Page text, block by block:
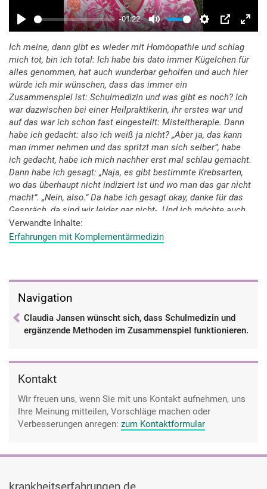
Ich meine, dann gibt es wieder mit Homöopathie und schlag
mich tot, bin ich total: Ich habe bis dato immer Kügelchen für
alles genommen, hat auch wunderbar geholfen und auch hier
würde ich mir wünschen, dass das immer ein
Zusammenspiel ist: Schulmedizin und was gibt es noch? Ich
war dazwischen bei einer Heilpraktikerin, ihr erstes war und
auf das war ich schon fast eingestellt: Misteltherapie. Dann
habe ich gedacht: also ich weiß ja nicht? „Aber ja, das kann
man immer nehmen und das spritzt man sich selber“, habe
ich gedacht, habe ich mich nachher erst mal schlau gemacht.
Dann habe ich gesagt: „Naja, es gibt bestimmte Krebsarten,
wo das überhaupt nicht indiziert ist und wo man das gar nicht
macht“. „Nein, also.“ Da habe ich gesagt okay, danke für das
Gespräch, da sind wir leider gar nicht-. Und ich möchte auch
nicht das Gefühl haben, ich mache was hinter dem Rücken
von meiner Therapieform, sondern ich möchte schon, dass
aus. Also da würde ich mir auch sehr viel mehr den Patienten
an die Hand nehmen. Und ja, ich glaube tatsächlich, dass
mal–
Verwandte Inhalte
Erfahrungen mit Komplementärmedizin
Navigation
Claudia Jansen wünscht sich, dass Schulmedizin und
ergänzende Methoden im Zusammenspiel funktionieren.
Kontakt
Wir freuen uns, wenn Sie mit uns Kontakt aufnehmen, uns
Ihre Meinung mitteilen, Vorschläge machen oder
Verbesserungen anregen: zum Kontaktformular